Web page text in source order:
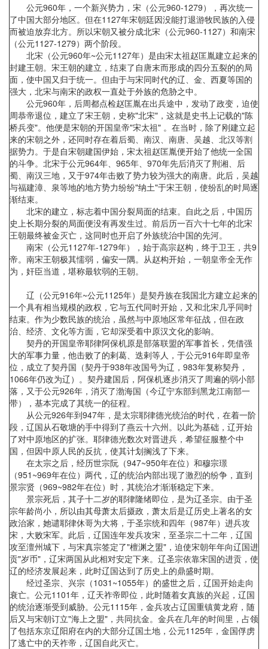
公元960年，一个新兴势力，宋（公元960-1279），再次统一
了中国大部分地区。但在1127年宋朝廷因没能打退游牧民族的入侵
而被迫放弃北方。所以宋朝又被分成北宋（公元960-1127）和南宋
（公元1127-1279）两个阶段。
北宋（公元960年~公元1127年）是由宋太祖赵匡胤建立起来的
封建王朝。宋王朝的建立，结束了自唐末而形成的四分五裂的的局
面，使中国又归于统一。但由于与宋同时代的辽、金、西夏等国的
强大，北宋与南宋的政权一直处于外族的危胁之中。
公元960年，后周都点检赵匡胤在出兵途中，发动了政变，迫使
周恭帝退位，建立了宋王朝，史称"北宋"，这就是史书上记载的"陈
桥兵变"。他便是宋朝的开国皇帝"宋太祖" 。在当时，除了刚建立起
来的宋朝之外，还同时存在着后蜀、南汉、南唐、吴越、北汉等割
据势力。于是自宋朝建国伊始，宋太祖赵匡胤便开始了他统一全国
的斗争。北宋于公元964年、965年、970年先后消灭了荆湘、后
蜀、南汉三地，又于974年击败了势力较为强大的南唐。此后，吴越
与福建漳、泉等地的地方势力纷纷"纳土"于宋王朝，使纷乱的时局逐
渐结束。
北宋的建立，标志着中国分裂局面的结束。自此之后，中国历
史上长期分裂的局面便没有再发生过。前后历一百六十七年的北宋
王朝最终被金灭亡，这同时也开启了外族统治中国的先河。
南宋（公元1127年-1279年），始于高宗赵构，终于卫王，共9
帝。南宋王朝极其懦弱，偏安一隅。从赵构开始，一朝皇帝全无作
为，奸臣当道，堪称最软弱的王朝。
辽（公元916年~公元1125年）是契丹族在我国北方建立起来的
一个具有相当规模的政权，它与五代同时开始，又和北宋几乎同时
结束。作为少数民族的统治，虽然与中原地区常年征战，但在政
治、经济、文化等方面，它却深受着中原汉文化的影响。
契丹的开国皇帝耶律阿保机原是部落联盟的军事首长，凭借强
大的军事力量，他击败了的剌葛、迭剌等人，于公元916年即皇帝
位，成立了契丹国（契丹于938年改国号为辽，983年复称契丹，
1066年仍改为辽）。契丹建国后，阿保机逐步消灭了周遍的弱小部
落，又于公元926年，消灭了渤海国（今辽宁东部到黑龙江南部一
带），基本完成了其统一的征程。
从公元926年到947年，是太宗耶律德光统治的时代，在着一阶
段，辽国从石敬塘的手中得到了燕云十六州。以此为基础，辽开始
了对中原地区的扩张。耶律德光数次对晋进兵，希望征服整个中
国，但因中原人民的反抗，使其计划搁浅了下来。
在太宗之后，经历世宗阮（947~950年在位）和穆宗璟
（951~969年在位）两代，辽的统治内部出现了激烈的纷争，直到
景宗贤（969~982年在位）时，其统治才渐渐稳定下来。
景宗死后，其子十二岁的耶律隆绪即位，是为辽圣宗。由于圣
宗年龄尚小，所以由其母萧太后摄政，萧太后是辽历史上著名的女
政治家，她谴耶律休哥为大将，于圣宗统和四年（987年）进兵攻
宋，大败宋军。此后，辽国连年发兵攻宋，至圣宗二十二年，辽国
攻至澶州城下，与宋真宗签定了"檀渊之盟"，迫使宋朝年年向辽国进
贡"岁币"，辽宋两国从此相对安定下来。辽圣宗依靠宋国的进贡，使
辽的经济发展起来，此时辽国达到了历史上的鼎盛时期。
经过圣宗、兴宗（1031~1055年）的盛世之后，辽国开始走向
衰亡。公元1101年，辽天祚帝即位，此时随着女真族的兴起，辽国
的统治逐渐受到威胁。公元1115年，金兵攻占辽国重镇黄龙府，随
后又与宋朝订立"海上之盟"，共同抗金。金兵在几年的时间里，占领
了包括东京辽阳府在内的大部分辽国土地，公元1125年，金国俘虏
了逃亡中的天祚帝，辽国自此灭亡。